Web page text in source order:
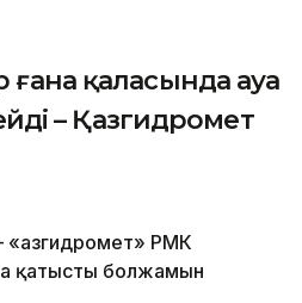
ғана қаласында ауа
– Қазгидромет
РМК
қатысты болжамын